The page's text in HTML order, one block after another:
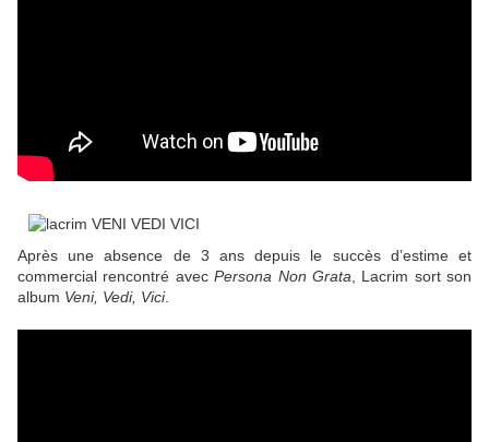
Après une absence de 3 ans depuis le succès d’estime et
commercial rencontré avecPersona Non Grata , Lacrim sort son
album Veni, Vedi, Vici.